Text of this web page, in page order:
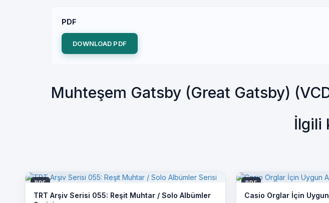
PDF
DOWNLOAD PDF
Muhteşem Gatsby (Great Gatsby)
İlgili
PDF
TRT Arşiv Serisi 055: Reşit Muhtar / Solo Albümler
PDF
Casio Orglar İçin